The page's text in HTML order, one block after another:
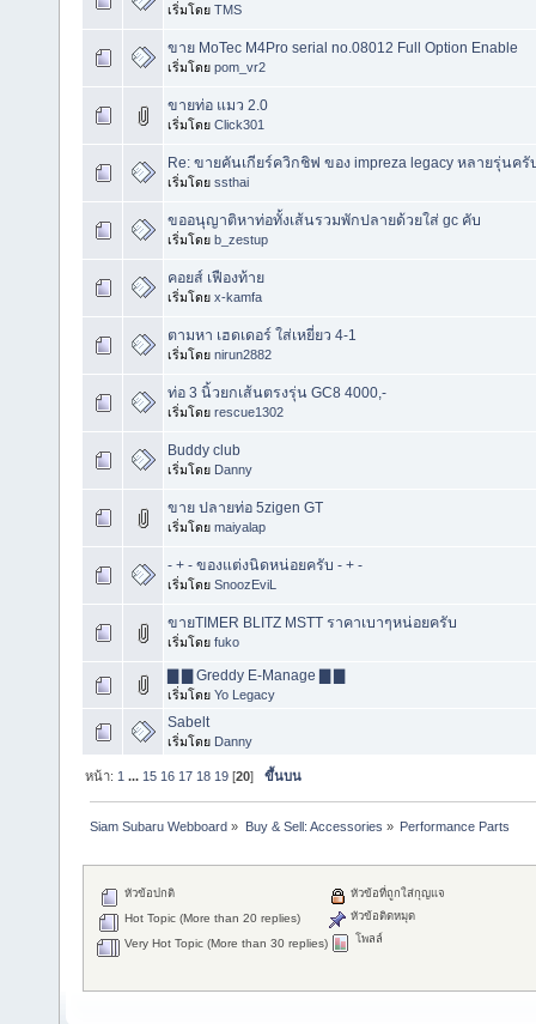
เริ่มโดย TMS
ขาย MoTec M4Pro serial no.08012 Full Option Enable
เริ่มโดย pom_vr2
ขายท่อ แมว 2.0
เริ่มโดย Click301
Re: ขายคันเกียร์ควิกชิฟ ของ impreza legacy หลายรุ่นครั
เริ่มโดย ssthai
ขออนุญาติหาท่อทั้งเส้นรวมพักปลายด้วยใส่ gc คับ
เริ่มโดย b_zestup
คอยส์ เฟืองท้าย
เริ่มโดย x-kamfa
ตามหา เฮดเดอร์ ใส่เหยี่ยว 4-1
เริ่มโดย nirun2882
ท่อ 3 นิ้วยกเส้นตรงรุ่น GC8 4000,-
เริ่มโดย rescue1302
Buddy club
เริ่มโดย Danny
ขาย ปลายท่อ 5zigen GT
เริ่มโดย maiyalap
- + - ของแต่งนิดหน่อยครับ - + -
เริ่มโดย SnoozEviL
ขายTIMER BLITZ MSTT ราคาเบาๆหน่อยครับ
เริ่มโดย fuko
▇ ▇ Greddy E-Manage ▇ ▇
เริ่มโดย Yo Legacy
Sabelt
เริ่มโดย Danny
หน้า: 1 ... 15 16 17 18 19 [20]ขึ้นบน
Siam Subaru Webboard » Buy & Sell: Accessories » Performance Parts
หัวข้อปกติ
Hot Topic (More than 20 replies)
Very Hot Topic (More than 30 replies)
หัวข้อที่ถูกใส่กุญแจ
หัวข้อติดหมุด
โพลล์